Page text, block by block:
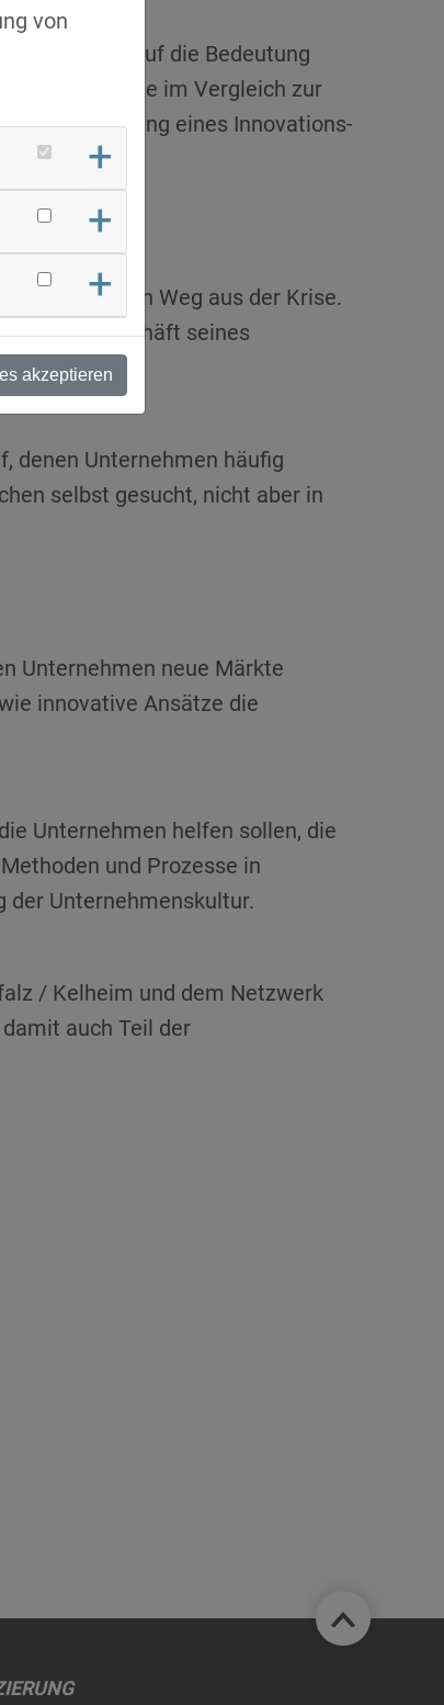
den Fokus auf die Bedeutung
Solarenergie im Vergleich zur
die Förderung eines Innovations-
für den Weg aus der Krise.
Kerngeschäft seines
denen Unternehmen häufig
selbst gesucht, nicht aber in
Unternehmen neue Märkte
innovative Ansätze die
Unternehmen helfen sollen, die
und Prozesse in
der Unternehmenskultur.
/ Kelheim und dem Netzwerk
auch Teil der
von
akzeptieren